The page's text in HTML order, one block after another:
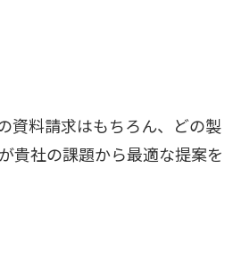
資料請求はもちろん、どの製
貴社の課題から最適な提案を